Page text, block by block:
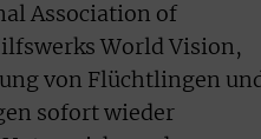
Association of
World Vision,
von Flüchtlingen
sofort wieder